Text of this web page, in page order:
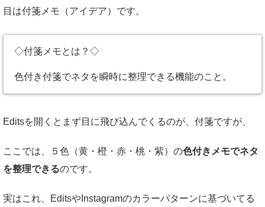
目は付箋メモ（アイデア）です。
◇付箋メモとは？◇
色付き付箋でネタを瞬時に整理できる機能のこと。
Editsを開くとまず目に飛び込んでくるのが、付箋ですが、
ここでは、５色（黄・橙・赤・桃・紫）の色付きメモでネタ
を整理できるのです。
実はこれ、EditsやInstagramのカラーパターンに基づいてる